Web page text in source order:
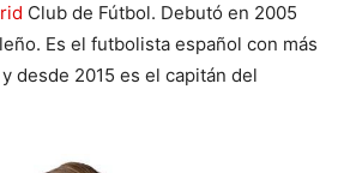
Club de Fútbol. Debutó en 2005
Es el futbolista español con más
desde 2015 es el capitán del